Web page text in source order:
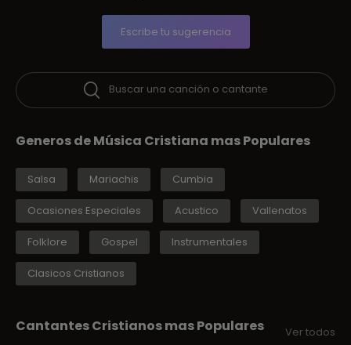
Escribe tu sugerencia
Buscar una canción o cantante
Generos de Música Cristiana mas Populares
Salsa Mariachis Cumbia
Ocasiones Especiales Acustico Vallenatos
Folklore Gospel Instrumentales
Clasicos Cristianos
Cantantes Cristianos mas Populares Ver todos